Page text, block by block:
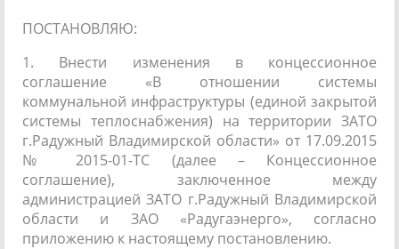
ПОСТАНОВЛЯЮ:
1. Внести изменения в концессионное
соглашение «В отношении системы
коммунальной инфраструктуры (единой закрытой
системы теплоснабжения) на территории ЗАТО
г.Радужный Владимирской области» от 17.09.2015
№ 2015-01-ТС (далее – Концессионное
соглашение), заключенное между
администрацией ЗАТО г.Радужный Владимирской
области и ЗАО «Радугаэнерго», согласно
приложению к настоящему постановлению.